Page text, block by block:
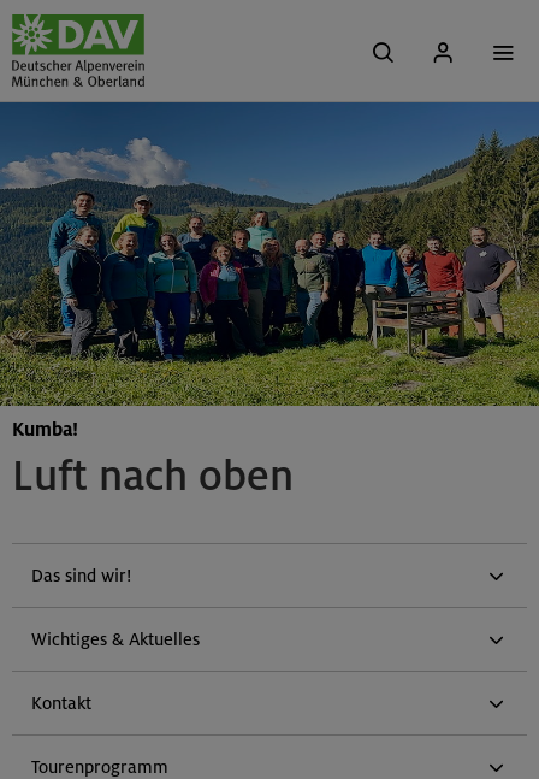
Luft nach oben
Kumba!
Das sind wir!
Wichtiges & Aktuelles
Kontakt
Tourenprogramm